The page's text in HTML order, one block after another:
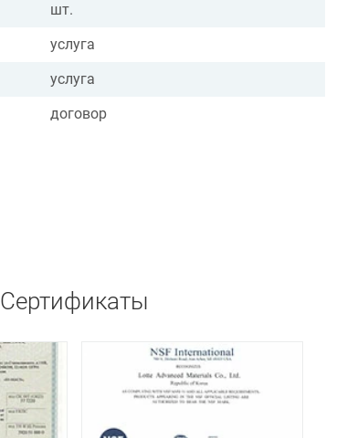
шт.
услуга
услуга
договор
Сертификаты